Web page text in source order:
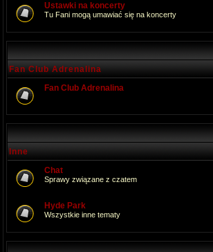
Ustawki na koncerty
Tu Fani mogą umawiać się na koncerty
Fan Club Adrenalina
Fan Club Adrenalina
Inne
Chat
Sprawy związane z czatem
Hyde Park
Wszystkie inne tematy